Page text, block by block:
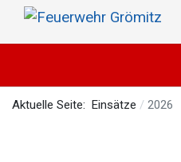
Aktuelle Seite: Einsätze 2026